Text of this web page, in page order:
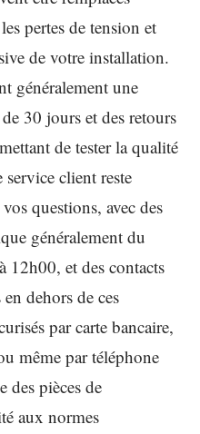
pertes de tension et
de votre installation.
généralement une
30 jours et des retours
de tester la qualité
client reste
questions, avec des
généralement du
12h00, et des contacts
dehors de ces
par carte bancaire,
même par téléphone
des pièces de
aux normes